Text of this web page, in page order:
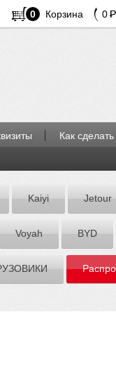
0 Корзина 0
Как сделать
Kaiyi Jetour
Voyah BYD